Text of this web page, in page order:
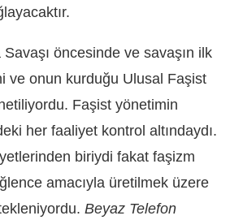
öncesinde ve savaşın ilk
ve onun kurduğu Ulusal Faşist
Faşist yönetimin
her faaliyet kontrol altındaydı.
biriydi fakat faşizm
amacıyla üretilmek üzere
Beyaz Telefon